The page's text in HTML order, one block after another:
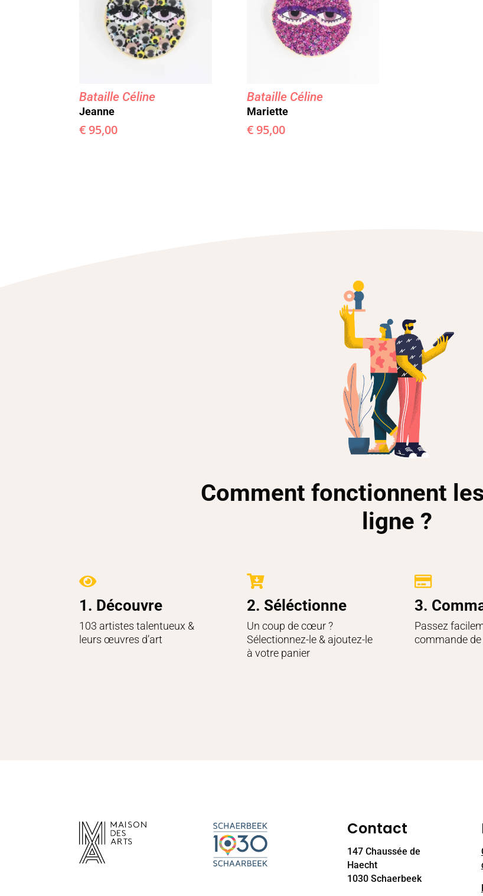
Bataille Céline
Jeanne
€ 95,00
Bataille Céline
Mariette
€95,00
Comment fonctionnent
ligne ?

1. Découvre
103 artistes talentueux &
leurs œuvres d’art

2. Séléctionne
Un coup de cœur ?
Sélectionnez-le & ajoutez-le
à votre panier

3.
Passez
commande
Contact
147 Chaussée de
Haecht
1030 Schaerbeek